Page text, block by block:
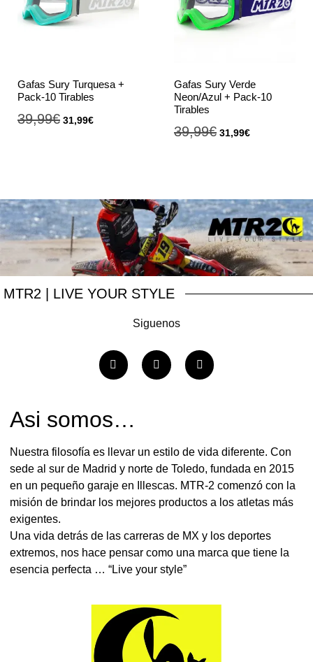
Gafas Sury Turquesa +
Pack-10 Tirables
39,99€ 31,99€
Gafas Sury Verde
Neon/Azul + Pack-10
Tirables
39,99€ 31,99€
MTR2 | LIVE YOUR STYLE
Siguenos
Asi somos…
Nuestra filosofía es llevar un estilo de vida diferente. Con
sede al sur de Madrid y norte de Toledo, fundada en 2015
en un pequeño garaje en Illescas. MTR-2 comenzó con la
misión de brindar los mejores productos a los atletas más
exigentes.
Una vida detrás de las carreras de MX y los deportes
extremos, nos hace pensar como una marca que tiene la
esencia perfecta … “Live your style”